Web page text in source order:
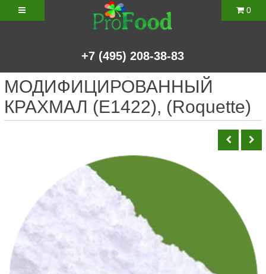
+7 (495) 208-38-83
0
МОДИФИЦИРОВАННЫЙ
КРАХМАЛ (Е1422), (Roquette)